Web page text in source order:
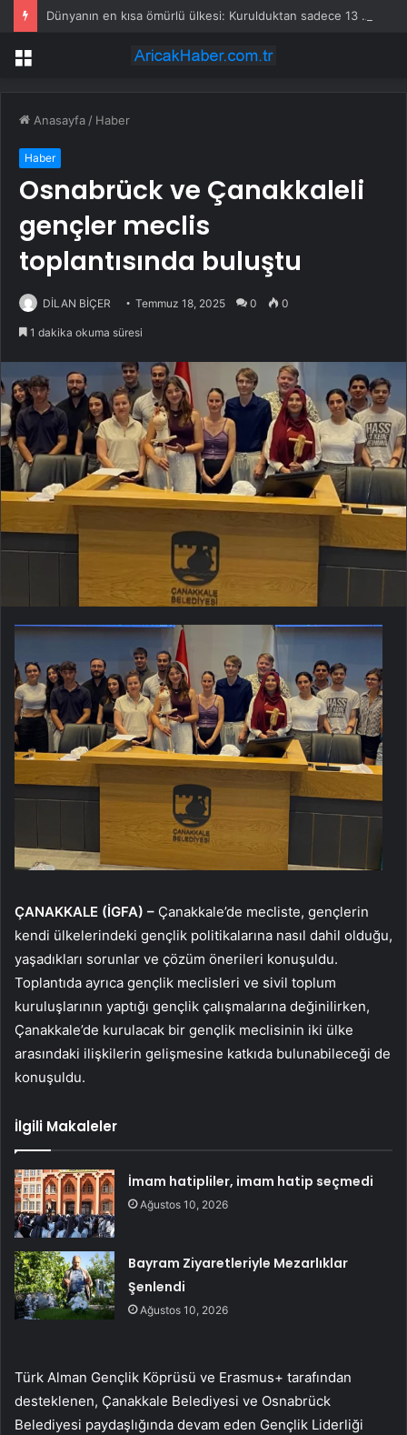
Dünyanın en kısa ömürlü ülkesi: Kurulduktan sadece 13 saat sonra tarihe karıştı
Menü
Anasayfa / Haber
Haber
Osnabrück ve Çanakkaleli
gençler meclis
toplantısında buluştu
DİLAN BİÇER Temmuz 18, 2025 0 0
1 dakika okuma süresi
ÇANAKKALE (İGFA) – Çanakkale’de mecliste, gençlerin
kendi ülkelerindeki gençlik politikalarına nasıl dahil olduğu,
yaşadıkları sorunlar ve çözüm önerileri konuşuldu.
Toplantıda ayrıca gençlik meclisleri ve sivil toplum
kuruluşlarının yaptığı gençlik çalışmalarına değinilirken,
Çanakkale’de kurulacak bir gençlik meclisinin iki ülke
arasındaki ilişkilerin gelişmesine katkıda bulunabileceği de
konuşuldu.
İlgili Makaleler
İmam hatipliler, imam hatip seçmedi
Ağustos 10, 2026
Bayram Ziyaretleriyle Mezarlıklar
Şenlendi
Ağustos 10, 2026
Türk Alman Gençlik Köprüsü ve Erasmus+ tarafından
desteklenen, Çanakkale Belediyesi ve Osnabrück
Belediyesi paydaşlığında devam eden Gençlik Liderliği